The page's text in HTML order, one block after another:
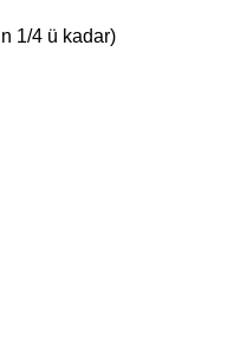
1/4 ü kadar)